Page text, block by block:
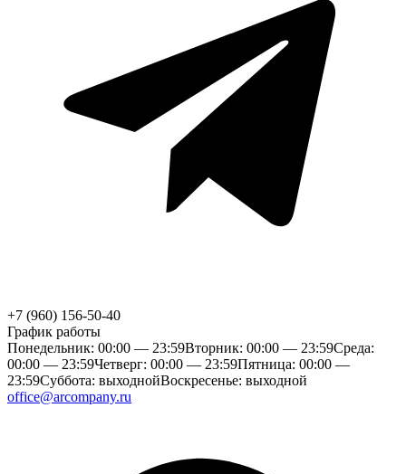
+7 (960) 156-50-40
График работы
Понедельник: 00:00 — 23:59Вторник: 00:00 — 23:59Среда:
00:00 — 23:59Четверг: 00:00 — 23:59Пятница: 00:00 —
23:59Суббота: выходнойВоскресенье: выходной
office@arcompany.ru